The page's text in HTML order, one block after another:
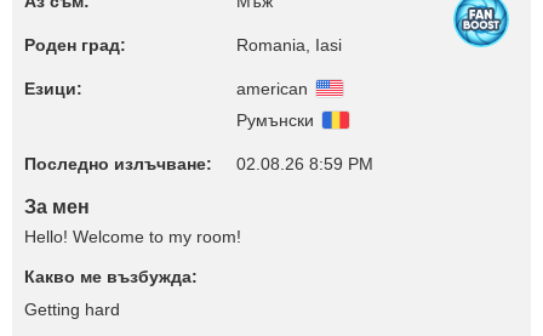
Роден град: Romania, Iasi
Езици:
american
Румънски
Последно излъчване: 02.08.26 8:59 PM
За мен
Hello! Welcome to my room!
Какво ме възбужда:
Getting hard